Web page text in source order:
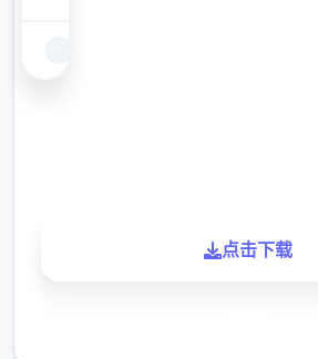
点击下载